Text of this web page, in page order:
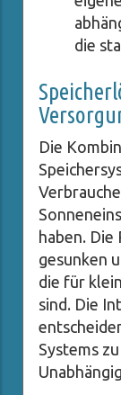
die
Die
haben.
gesunken
die für
sind. Die
Systems